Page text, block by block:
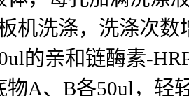
，迅速加入50ul终
长处测定各孔的OD